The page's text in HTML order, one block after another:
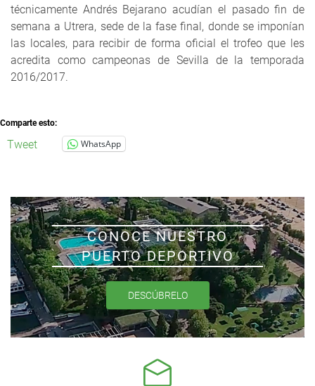
técnicamente Andrés Bejarano acudían el pasado fin de
semana a Utrera, sede de la fase final, donde se imponían
las locales, para recibir de forma oficial el trofeo que les
acredita como campeonas de Sevilla de la temporada
2016/2017.
Comparte esto:
Tweet WhatsApp
CONOCE NUESTRO
PUERTO DEPORTIVO
DESCÚBRELO